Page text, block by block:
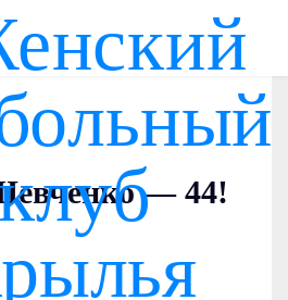
— 44!